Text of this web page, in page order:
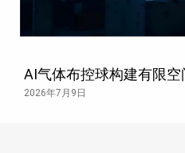
AI气体布控球构建有限
2026年7月9日